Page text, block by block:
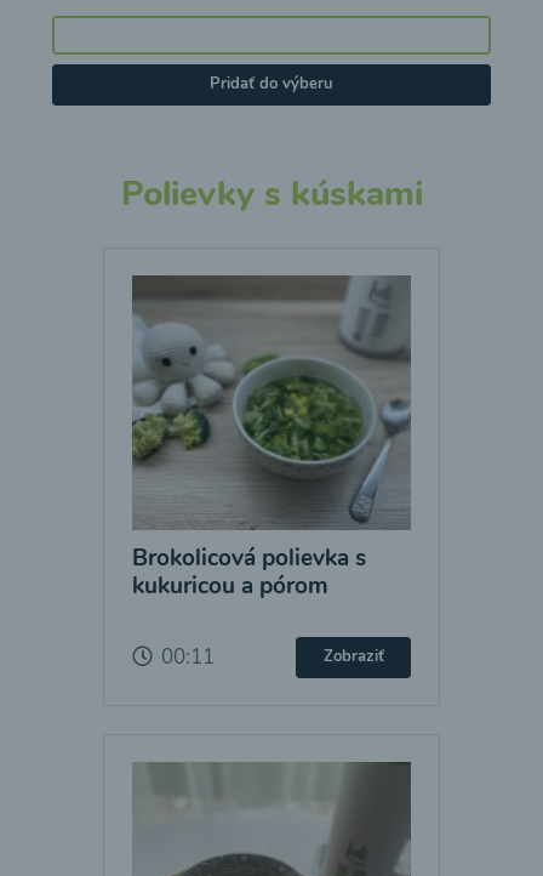
Pridať do výberu
Polievky s kúskami
Brokolicová polievka s
kukuricou a pórom
00:11 Zobraziť